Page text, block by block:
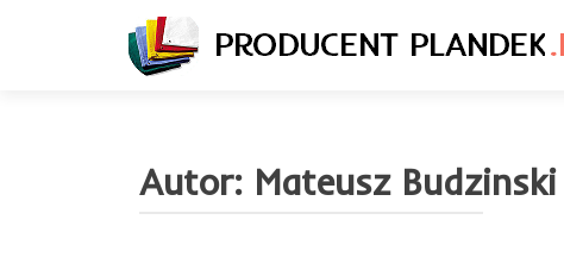
Autor: Mateusz Budzinski